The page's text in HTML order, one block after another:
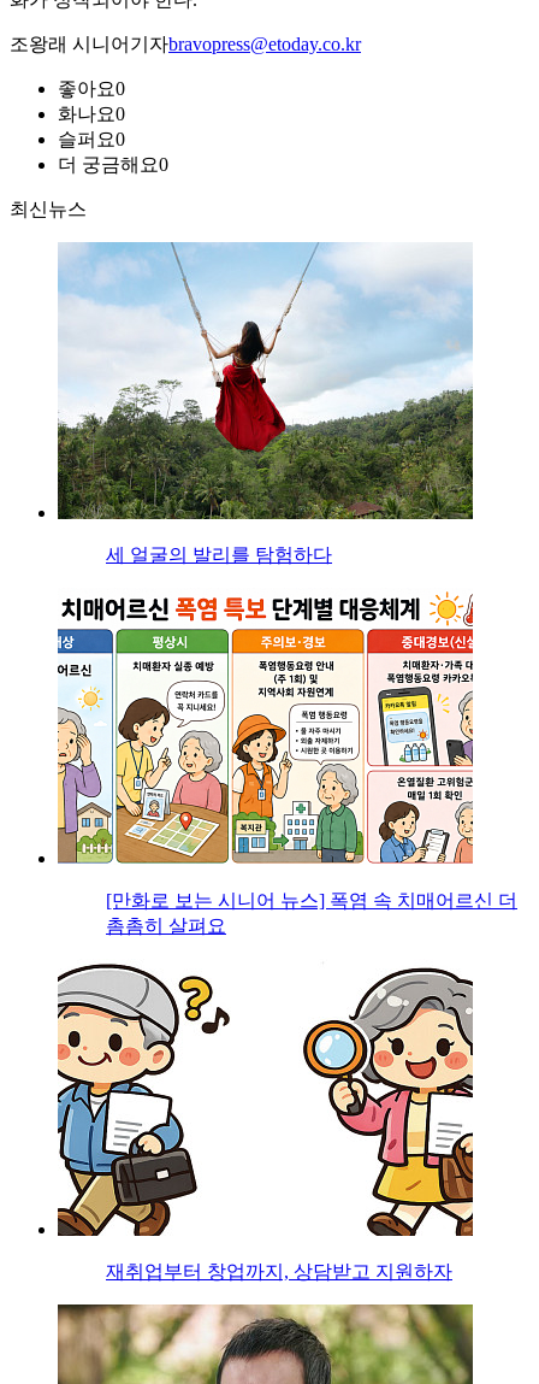
조왕래 시니어기자bravopress@etoday.co.kr
좋아요0
화나요0
슬퍼요0
더 궁금해요0
최신뉴스
세 얼굴의 발리를 탐험하다
[만화로 보는 시니어 뉴스] 폭염 속 치매어르신 더
촘촘히 살펴요
재취업부터 창업까지, 상담받고 지원하자